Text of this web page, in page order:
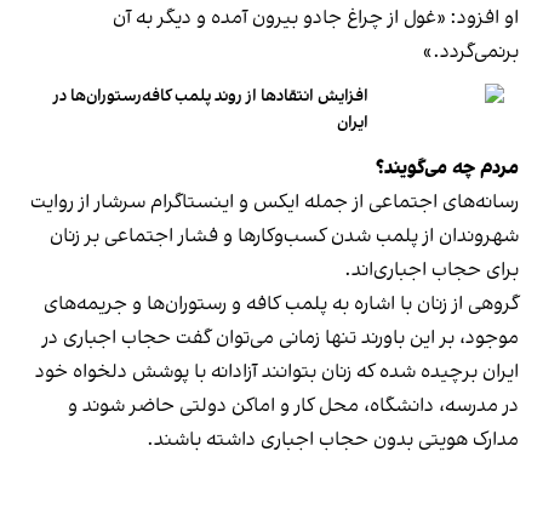
او افزود: «غول از چراغ جادو بیرون آمده و دیگر به آن
برنمی‎‌گردد.»
افزایش انتقادها از روند پلمب کافه‌رستوران‌ها در
ایران
مردم چه می‌گویند؟
رسانه‎‌های اجتماعی از جمله ایکس و اینستاگرام سرشار از روایت
شهروندان از پلمب شدن کسب‌وکارها و فشار اجتماعی بر زنان
برای حجاب اجباری‌اند.
گروهی از زنان با اشاره به پلمب کافه و رستوران‌ها و جریمه‌های
موجود، بر این باورند تنها زمانی می‌توان گفت حجاب اجباری در
ایران برچیده شده که زنان بتوانند آزادانه با پوشش دلخواه خود
در مدرسه، دانشگاه، محل کار و اماکن دولتی حاضر شوند و
مدارک هویتی بدون حجاب اجباری داشته باشند.